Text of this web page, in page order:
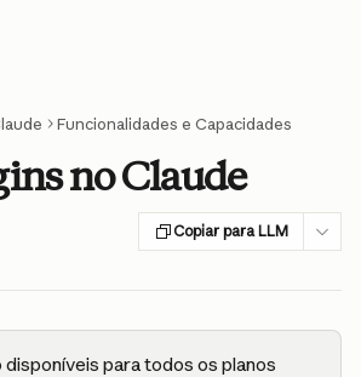
Funcionalidades e Capacidades
no Claude
Copiar para LLM
para todos os planos